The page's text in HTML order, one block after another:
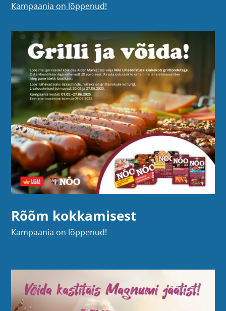
Kampaania on lõppenud!
Rõõm kokkamisest
Kampaania on lõppenud!